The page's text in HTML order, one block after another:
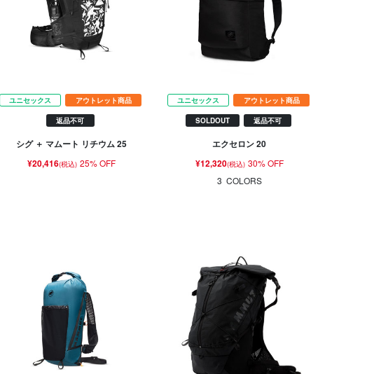
ユニセックス アウトレット商品
返品不可
シグ ＋ マムート リチウム 25
¥20,416(税込) 25% OFF
ユニセックス アウトレット商品
SOLDOUT 返品不可
エクセロン 20
¥12,320(税込) 30% OFF
3 COLORS